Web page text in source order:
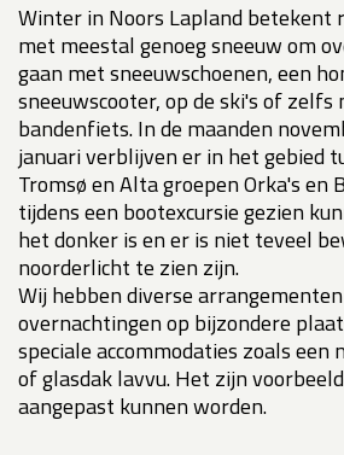
Winter in Noors Lapland betekent
met meestal genoeg sneeuw om
gaan met sneeuwschoenen, een
sneeuwscooter, op de ski's of zelfs
bandenfiets. In de maanden
januari verblijven er in het gebied
Tromsø en Alta groepen Orka's en
tijdens een bootexcursie gezien
het donker is en er is niet teveel
noorderlicht te zien zijn.
Wij hebben diverse
overnachtingen op bijzondere
speciale accommodaties zoals een
of glasdak lavvu. Het zijn
aangepast kunnen worden.